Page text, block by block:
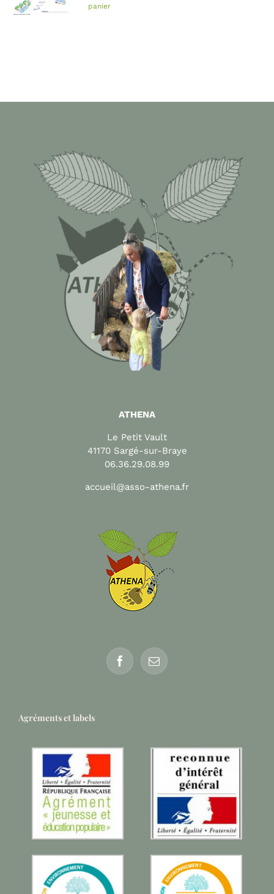
panier
ATHENA
Le Petit Vault
41170 Sargé-sur-Braye
06.36.29.08.99
accueil@asso-athena.fr
Agréments et labels